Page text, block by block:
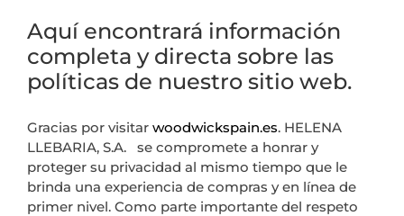
Aquí encontrará información
completa y directa sobre las
políticas de nuestro sitio web.
Gracias por visitar woodwickspain.es. HELENA
LLEBARIA, S.A. se compromete a honrar y
proteger su privacidad al mismo tiempo que le
brinda una experiencia de compras y en línea de
primer nivel. Como parte importante del respeto